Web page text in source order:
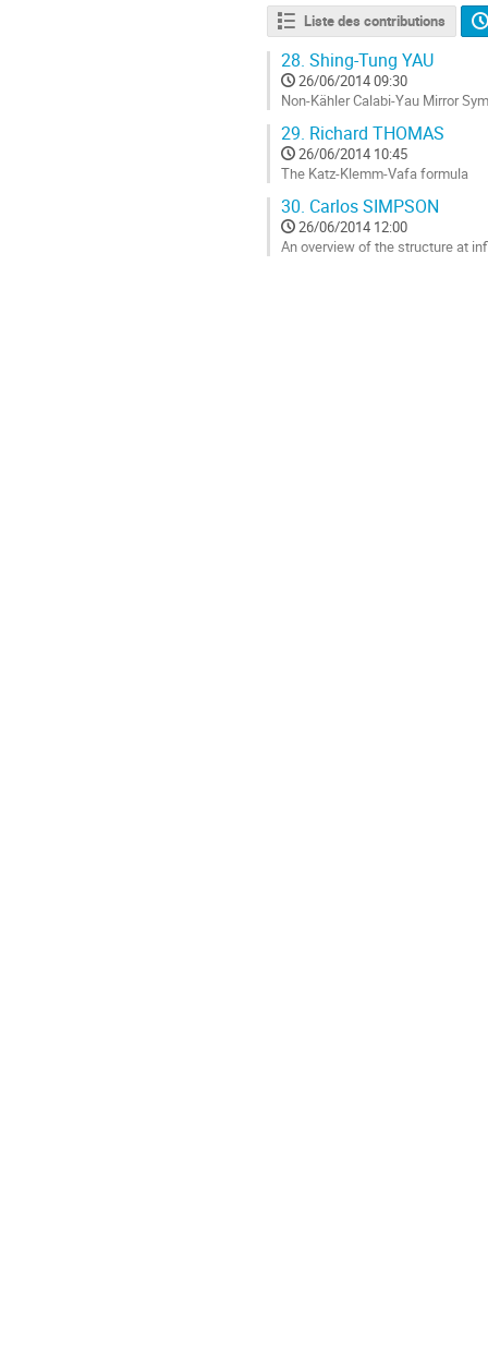
Liste des contributions
28. Shing-Tung YAU
26/06/2014 09:30
Non-Kähler Calabi-Yau Mirror
à
la
page
de
la
contribution
29. Richard THOMAS
26/06/2014 10:45
The Katz-Klemm-Vafa formula
à
la
page
30. Carlos SIMPSON
26/06/2014 12:00
An overview of the structure at